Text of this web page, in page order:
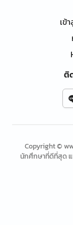
เข้
ติ
Copyright ©
นักศึกษาที่ดีที่สุด แ